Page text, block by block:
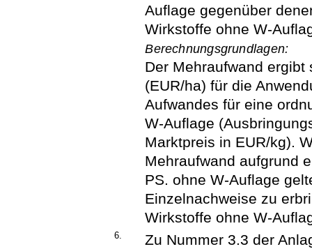
Auflage gegenüber
Wirkstoffe ohne W-
Berechnungsgrundlagen:
Der Mehraufwand
(EUR/ha) für die
Aufwandes für eine
W-Auflage
Marktpreis in EUR/kg).
Mehraufwand aufgrund
PS. ohne W-Auflage
Einzelnachweise zu
Wirkstoffe ohne W-
6.
Zu Nummer 3.3 der